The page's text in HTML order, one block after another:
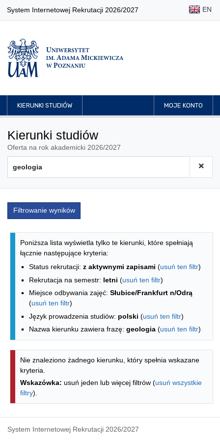
System Internetowej Rekrutacji 2026/2027 EN
KIERUNKI STUDIÓW MOJE KONTO
Kierunki studiów
Oferta na rok akademicki 2026/2027
Filtrowanie wyników
Lista kierunków - indeks alfabetyczny
Poniższa lista wyświetla tylko te kierunki, które spełniają
łącznie następujące kryteria:
Status rekrutacji: z aktywnymi zapisami (usuń ten filtr)
Rekrutacja na semestr: letni (usuń ten filtr)
Miejsce odbywania zajęć: Słubice/Frankfurt n/Odrą
(usuń ten filtr)
Język prowadzenia studiów: polski (usuń ten filtr)
Nazwa kierunku zawiera frazę: geologia (usuń ten filtr)
Nie znaleziono żadnego kierunku, który spełnia wskazane
kryteria.
Wskazówka: usuń jeden lub więcej filtrów (usuń wszystkie
filtry).
System Internetowej Rekrutacji 2026/2027